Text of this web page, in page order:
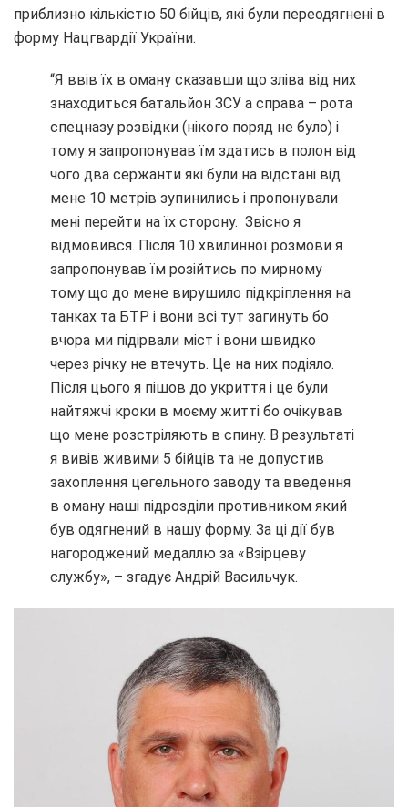
приблизно кількістю 50 бійців, які були переодягнені в
форму Нацгвардії України.
“Я ввів їх в оману сказавши що зліва від них
знаходиться батальйон ЗСУ а справа – рота
спецназу розвідки (нікого поряд не було) і
тому я запропонував їм здатись в полон від
чого два сержанти які були на відстані від
мене 10 метрів зупинились і пропонували
мені перейти на їх сторону. Звісно я
відмовився. Після 10 хвилинної розмови я
запропонував їм розійтись по мирному
тому що до мене вирушило підкріплення на
танках та БТР і вони всі тут загинуть бо
вчора ми підірвали міст і вони швидко
через річку не втечуть. Це на них подіяло.
Після цього я пішов до укриття і це були
найтяжчі кроки в моєму житті бо очікував
що мене розстріляють в спину. В результаті
я вивів живими 5 бійців та не допустив
захоплення цегельного заводу та введення
в оману наші підрозділи противником який
був одягнений в нашу форму. За ці дії був
нагороджений медаллю за «Взірцеву
службу», – згадує Андрій Васильчук.